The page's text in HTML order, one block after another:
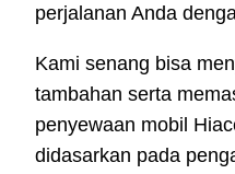
perjalanan Anda
Kami senang bisa
tambahan serta
penyewaan mobil
didasarkan pada